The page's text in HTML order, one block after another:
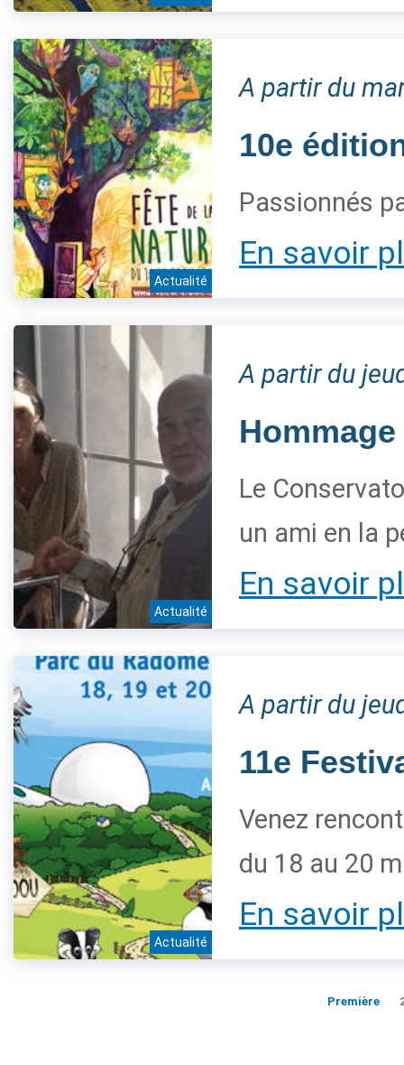
Actualité
A partir du
10e
Passionnés
En savoir
Actualité
A partir du
Le
un ami en la
En savoir
Actualité
A partir du
11e
Venez
du 18 au 20
En savoir
Première